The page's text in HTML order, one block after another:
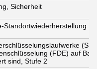
Sicherheit
Standortwiederherstellung
(FDE) auf
sind, Stufe 2